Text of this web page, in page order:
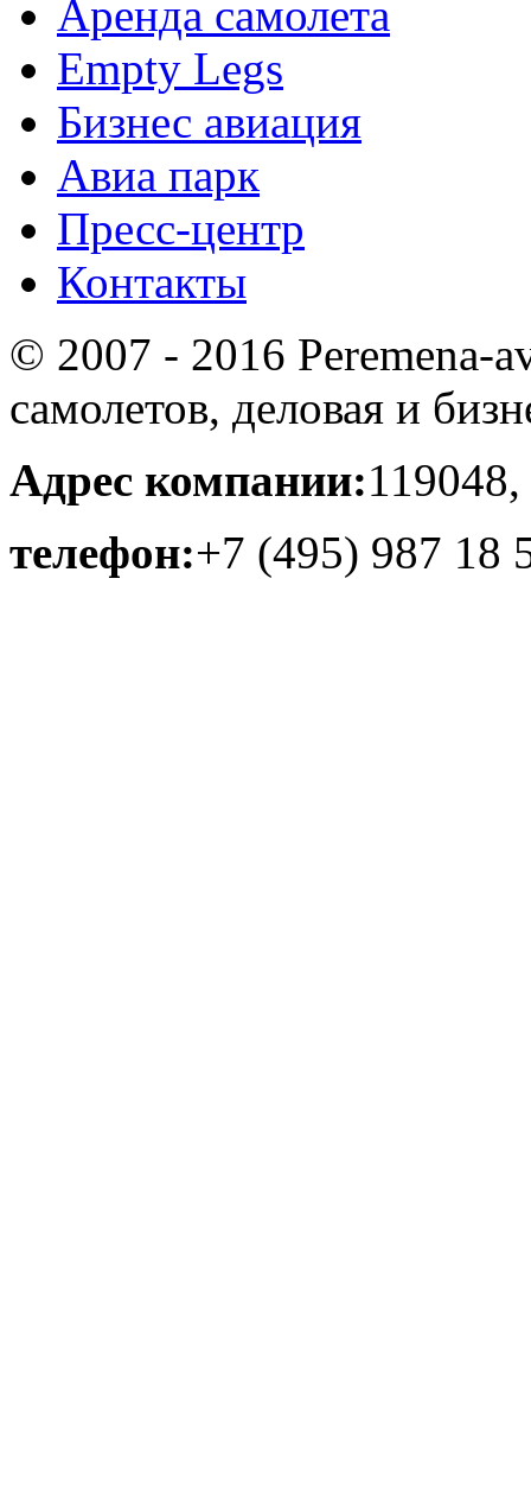
Аренда самолета
Empty Legs
Бизнес авиация
Авиа парк
Пресс-центр
Контакты
© 2007 - 2016 Peremena-
самолетов, деловая и
Адрес компании:
телефон:+7 (495) 987 18